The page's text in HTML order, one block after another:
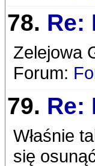
78. Re:
Zelejowa
Forum:
79. Re:
Właśnie
się